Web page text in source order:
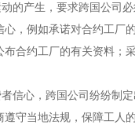
产生，要求跨国公司必
心，例如承诺对合约工厂
布合约工厂的有关资料；
心，跨国公司纷纷制定
守当地法规，保障工人